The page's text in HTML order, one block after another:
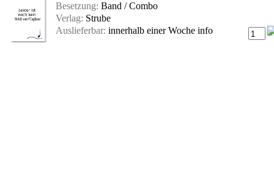
Besetzung: Band / Combo
Verlag: Strube
Auslieferbar: innerhalb einer Woche info